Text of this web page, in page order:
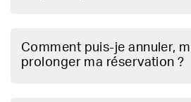
Comment puis-je annuler,
prolonger ma réservation ?